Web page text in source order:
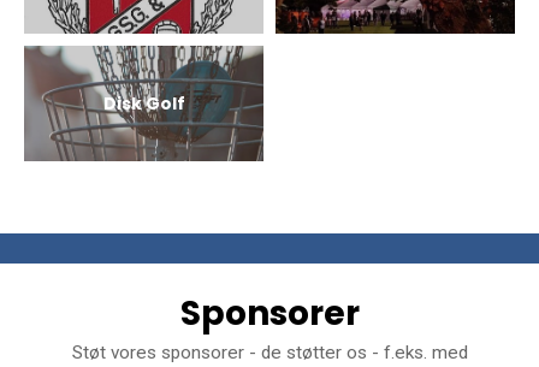
Disk Golf
Sponsorer
Støt vores sponsorer - de støtter os - f.eks. med